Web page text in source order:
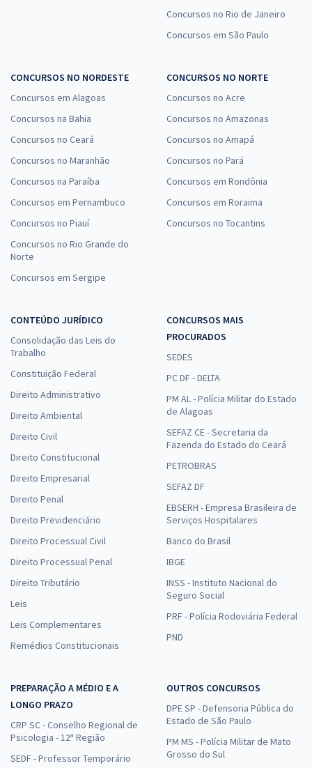
Concursos no Rio de Janeiro
Concursos em São Paulo
CONCURSOS NO NORDESTE
Concursos em Alagoas
Concursos na Bahia
Concursos no Ceará
Concursos no Maranhão
Concursos na Paraíba
Concursos em Pernambuco
Concursos no Piauí
Concursos no Rio Grande do
Norte
Concursos em Sergipe
CONCURSOS NO NORTE
Concursos no Acre
Concursos no Amazonas
Concursos no Amapá
Concursos no Pará
Concursos em Rondônia
Concursos em Roraima
Concursos no Tocantins
CONTEÚDO JURÍDICO
Consolidação das Leis do
Trabalho
Constituição Federal
Direito Administrativo
Direito Ambiental
Direito Civil
Direito Constitucional
Direito Empresarial
Direito Penal
Direito Previdenciário
Direito Processual Civil
Direito Processual Penal
Direito Tributário
Leis
Leis Complementares
Remédios Constitucionais
CONCURSOS MAIS
PROCURADOS
SEDES
PC DF - DELTA
PM AL - Polícia Militar do Estado
de Alagoas
SEFAZ CE - Secretaria da
Fazenda do Estado do Ceará
PETROBRAS
SEFAZ DF
EBSERH - Empresa Brasileira de
Serviços Hospitalares
Banco do Brasil
IBGE
INSS - Instituto Nacional do
Seguro Social
PRF - Polícia Rodoviária Federal
PND
PREPARAÇÃO A MÉDIO E A
LONGO PRAZO
CRP SC - Conselho Regional de
Psicologia - 12ª Região
SEDF - Professor Temporário
OUTROS CONCURSOS
DPE SP - Defensoria Pública do
Estado de São Paulo
PM MS - Polícia Militar de Mato
Grosso do Sul